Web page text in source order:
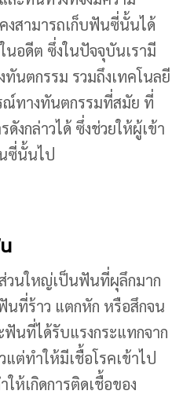
งสามารถเก็บฟันซี่นั้นได้
นอดีต ซึ่งในปัจจุบันเรามี
นตกรรม รวมถึงเทคโนลยี
ณ์ทางทันตกรรมที่สมัย ที่
งกล่าวได้ ซึ่งช่วยให้ผู้เข้า
ซี่นั้นไป
วนใหญ่เป็นฟันที่ผุลึกมาก
ที่ร้าว แตกหัก หรือสึกจน
นที่ได้รับแรงกระแทกจาก
ต่ทำให้มีเชื้อโรคเข้าไป
ห้เกิดการติดเชื้อของ